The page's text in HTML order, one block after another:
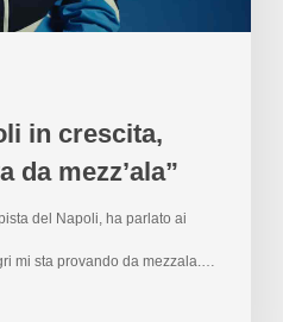
in crescita,
da mezz’ala”
del Napoli, ha parlato ai
mi sta provando da mezzala.…